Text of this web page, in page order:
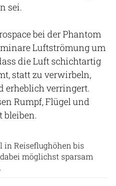
sei.
bei der Phantom
Luftströmung um
die Luft schichtartig
statt zu verwirbeln,
erheblich verringert.
Rumpf, Flügel und
bleiben.
in Reiseflughöhen bis
möglichst sparsam